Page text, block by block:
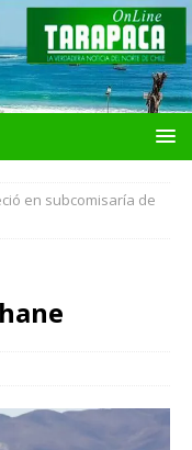
en subcomisaría de